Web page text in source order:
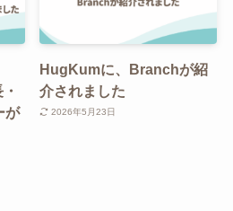
が
HugKumに、Branchが紹
介されました
2026年5月23日